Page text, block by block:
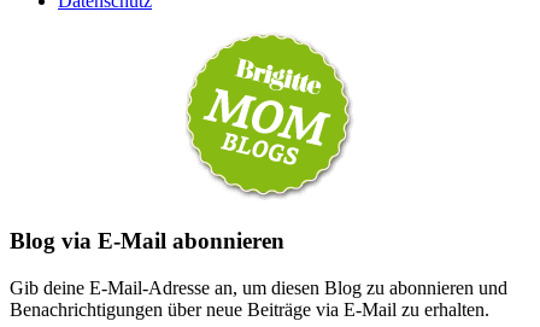
Blog via E-Mail abonnieren
Gib deine E-Mail-Adresse an, um diesen Blog zu abonnieren und
Benachrichtigungen über neue Beiträge via E-Mail zu erhalten.